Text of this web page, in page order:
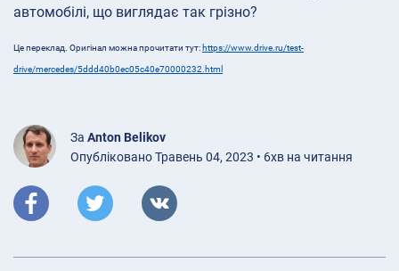
автомобілі, що виглядає так грізно?
Це переклад. Оригінал можна прочитати тут: https://www.drive.ru/test-
drive/mercedes/5ddd40b0ec05c40e70000232.html
За Anton Belikov
Опубліковано Травень 04, 2023 • 6хв на читання